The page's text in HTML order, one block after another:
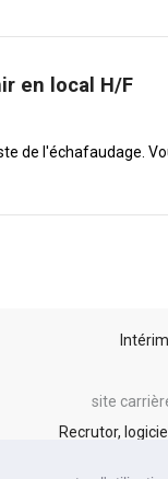
en local H/F
de l'échafaudage.
site
Recrutor,